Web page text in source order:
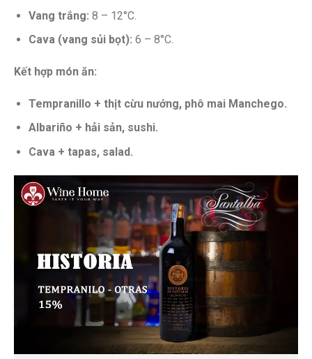
Vang trắng: 8 – 12°C.
Cava (vang sủi bọt): 6 – 8°C.
Kết hợp món ăn:
Tempranillo + thịt cừu nướng, phô mai Manchego.
Albariño + hải sản, sushi.
Cava + tapas, salad.